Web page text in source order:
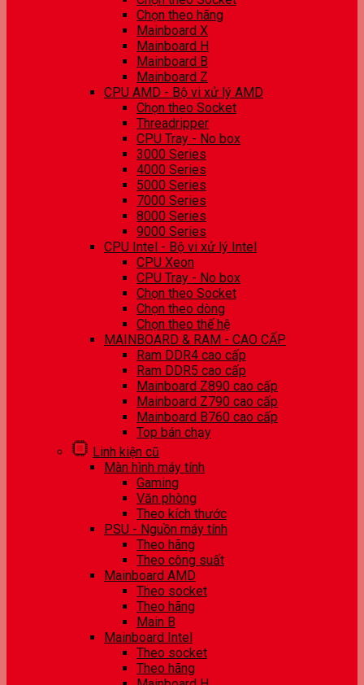
Chọn theo hãng
Mainboard X
Mainboard H
Mainboard B
Mainboard Z
CPU AMD - Bộ vi xử lý AMD
Chọn theo Socket
Threadripper
CPU Tray - No box
3000 Series
4000 Series
5000 Series
7000 Series
8000 Series
9000 Series
CPU Intel - Bộ vi xử lý Intel
CPU Xeon
CPU Tray - No box
Chọn theo Socket
Chọn theo dòng
Chọn theo thế hệ
MAINBOARD & RAM - CAO CẤP
Ram DDR4 cao cấp
Ram DDR5 cao cấp
Mainboard Z890 cao cấp
Mainboard Z790 cao cấp
Mainboard B760 cao cấp
Top bán chạy
Linh kiện cũ
Màn hình máy tính
Gaming
Văn phòng
Theo kích thước
PSU - Nguồn máy tính
Theo hãng
Theo công suất
Mainboard AMD
Theo socket
Theo hãng
Main B
Mainboard Intel
Theo socket
Theo hãng